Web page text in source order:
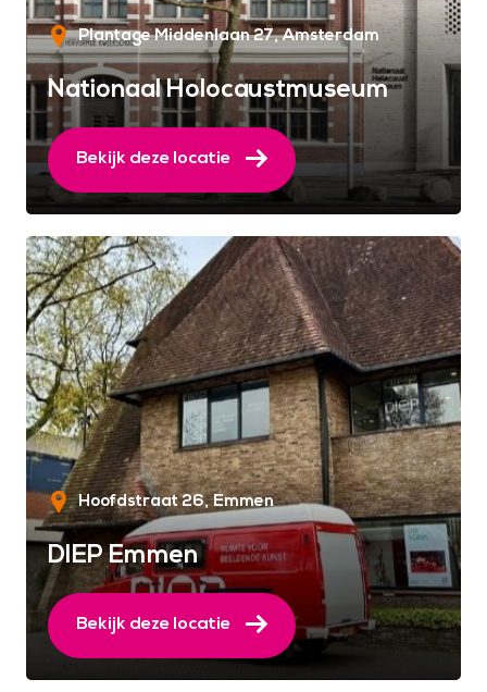
Plantage Middenlaan 27 Amsterdam
Nationaal Holocaustmuseum
Bekijk deze locatie
Hoofdstraat 26 Emmen
DIEP Emmen
Bekijk deze locatie